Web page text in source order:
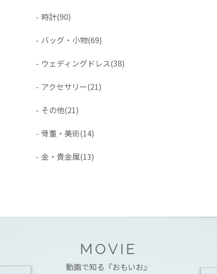
- 時計(90)
- バッグ・小物(69)
- ウェディングドレス(38)
- アクセサリー(21)
- その他(21)
- 骨董・美術(14)
- 金・貴金属(13)
MOVIE
動画で知る『おもいお』